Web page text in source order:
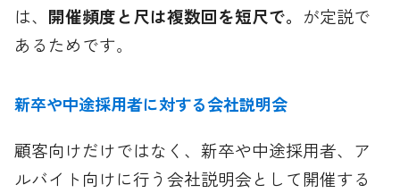
は、 開催頻度と尺は複数回を短尺で。 が定説で
あるためです。
新卒や中途採用者に対する会社説明会
顧客向けだけではなく、新卒や中途採用者、ア
ルバイト向けに行う会社説明会として開催する